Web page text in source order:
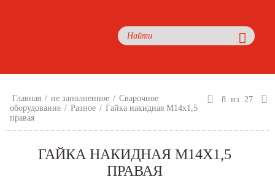
Главная / не заполненное / Сварочное
оборудование / Разное / Гайка накидная М14х1,5
правая
8 из 27
ГАЙКА НАКИДНАЯ М14Х1,5
ПРАВАЯ